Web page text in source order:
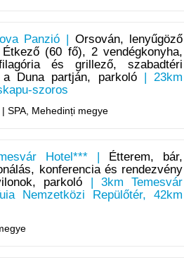
Panzió | Orsován, lenyűgöző
(60 fő), 2 vendégkonyha,
és grillező, szabadtéri
Duna partján, parkoló| 23km
szoros
SPA, Mehedinți megye
Hotel*** |
Étterem, bár,
konferencia és rendezvény
parkoló | 3km Temesvár
Nemzetközi Repülőtér, 42km